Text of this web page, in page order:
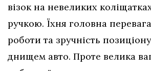
візок на невеликих
ручкою. Їхня головна
роботи та зручність
днищем авто. Проте велика